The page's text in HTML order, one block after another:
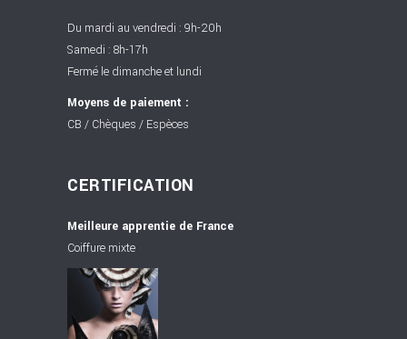
Du mardi au vendredi : 9h-20h
Samedi : 8h-17h
Fermé le dimanche et lundi
Moyens de paiement :
CB / Chèques / Espèces
CERTIFICATION
Meilleure apprentie de France
Coiffure mixte